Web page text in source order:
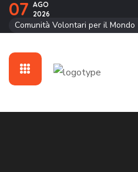
07 AGO
2026
Comunità Volontari per il Mondo